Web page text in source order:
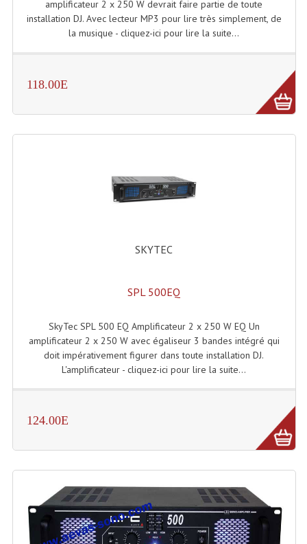
Haut-Parleurs Moteurs Tweeters Filtres
Haut Parleurs Sono
Lecteurs Audio & Sources
Lecteurs Double Cd Mixage Intégrée
Lecteurs Double Cd MP3
Lecteurs Lasers Simple Et Mp3 (rack 19")
Limiteur De Niveau Sonore
amplificateur 2 x 250 W devrait faire partie de toute
installation DJ. Avec lecteur MP3 pour lire très simplement, de
la musique - cliquez-ici pour lire la suite...
118.00E
SKYTEC
SPL 500EQ
SkyTec SPL 500 EQ Amplificateur 2 x 250 W EQ Un
amplificateur 2 x 250 W avec égaliseur 3 bandes intégré qui
doit impérativement figurer dans toute installation DJ.
L'amplificateur - cliquez-ici pour lire la suite...
124.00E